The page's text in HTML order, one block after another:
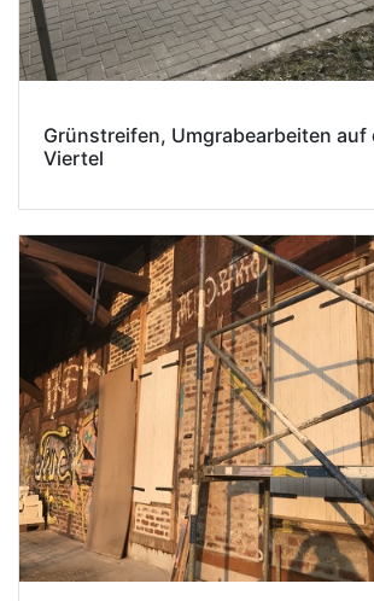
Grünstreifen, Umgrabearbeiten auf
Viertel